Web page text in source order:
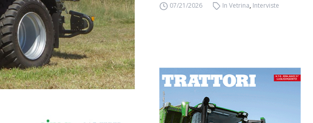
07/21/2026 In Vetrina, Interviste